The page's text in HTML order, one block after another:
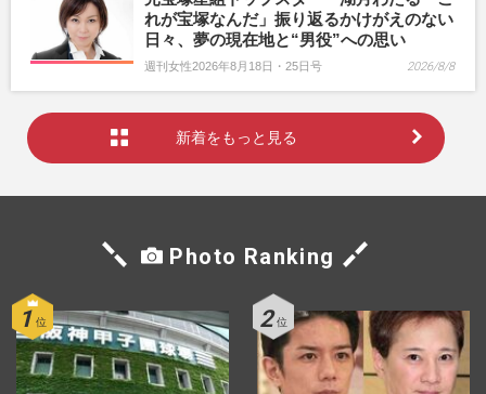
れが宝塚なんだ」振り返るかけがえのない
日々、夢の現在地と“男役”への思い
週刊女性2026年8月18日・25日号 2026/8/8
新着をもっと見る
Photo Ranking